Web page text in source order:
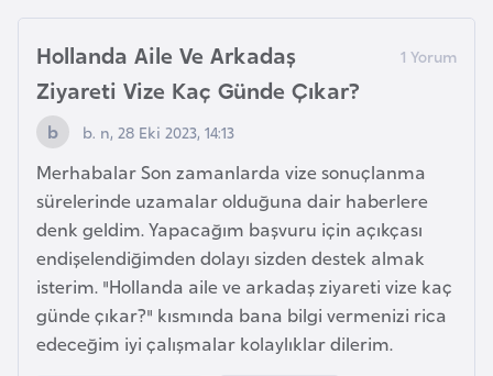
Hollanda Aile Ve Arkadaş
Ziyareti Vize Kaç Günde Çıkar?
b. n, 28 Eki 2023, 14:13
Merhabalar Son zamanlarda vize sonuçlanma
sürelerinde uzamalar olduğuna dair haberlere
denk geldim. Yapacağım başvuru için açıkçası
endişelendiğimden dolayı sizden destek almak
isterim. "Hollanda aile ve arkadaş ziyareti vize kaç
günde çıkar?" kısmında bana bilgi vermenizi rica
edeceğim iyi çalışmalar kolaylıklar dilerim.
ş
i
S
a
h
l
i
F
i
n